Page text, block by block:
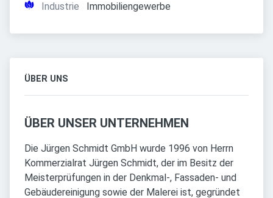
Industrie
Immobiliengewerbe
ÜBER UNS
ÜBER UNSER UNTERNEHMEN
Die Jürgen Schmidt GmbH wurde 1996 von Herrn
Kommerzialrat Jürgen Schmidt, der im Besitz der
Meisterprüfungen in der Denkmal-, Fassaden- und
Gebäudereinigung sowie der Malerei ist, gegründet